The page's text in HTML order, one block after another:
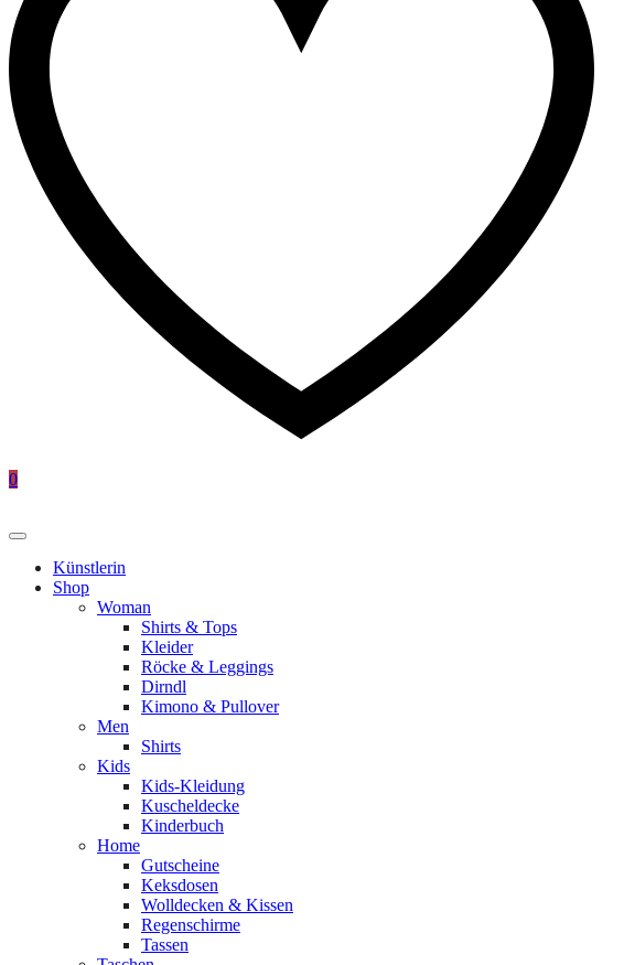
0
Künstlerin
Shop
Woman
Shirts & Tops
Kleider
Röcke & Leggings
Dirndl
Kimono & Pullover
Men
Shirts
Kids
Kids-Kleidung
Kuscheldecke
Kinderbuch
Home
Gutscheine
Keksdosen
Wolldecken & Kissen
Regenschirme
Tassen